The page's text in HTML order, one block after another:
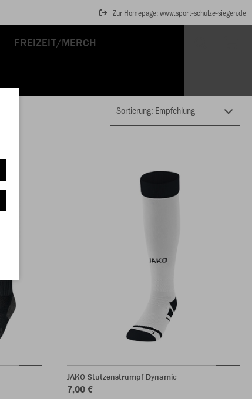
Zur Homepage: www.sport-schulze-siegen.de
FREIZEIT/MERCH
JAKO Stutzenstrumpf Dynamic
7,00 €